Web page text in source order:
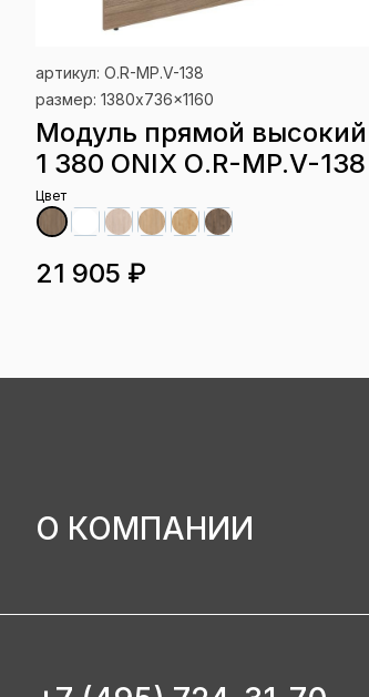
артикул: О.R-MP.V-138
размер: 1380x736x1160
Модуль прямой высокий
1 380 ONIX О.R-MP.V-138
Цвет
21 905 ₽
О КОМПАНИИ